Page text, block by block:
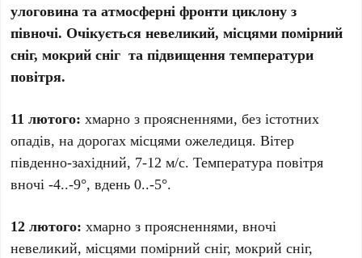
улоговина та атмосферні фронти циклону з
півночі. Очікується невеликий, місцями помірний
сніг, мокрий сніг та підвищення температури
повітря.
11 лютого: хмарно з проясненнями, без істотних
опадів, на дорогах місцями ожеледиця. Вітер
південно-західний, 7-12 м/с. Температура повітря
вночі -4..-9°, вдень 0..-5°.
12 лютого: хмарно з проясненнями, вночі
невеликий, місцями помірний сніг, мокрий сніг,